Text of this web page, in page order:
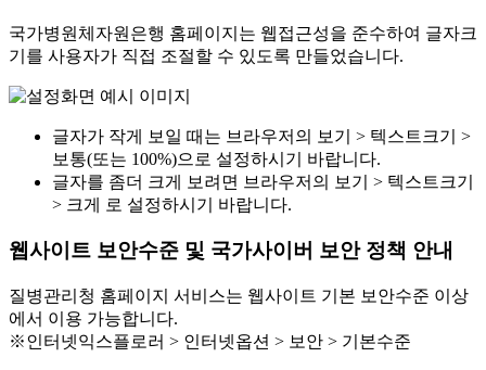
국가병원체자원은행 홈페이지는 웹접근성을 준수하여 글자크
기를 사용자가 직접 조절할 수 있도록 만들었습니다.
글자가 작게 보일 때는 브라우저의 보기 > 텍스트크기 >
보통(또는 100%)으로 설정하시기 바랍니다.
글자를 좀더 크게 보려면 브라우저의 보기 > 텍스트크기
> 크게 로 설정하시기 바랍니다.
웹사이트 보안수준 및 국가사이버 보안 정책 안내
질병관리청 홈페이지 서비스는 웹사이트 기본 보안수준 이상
에서 이용 가능합니다.
※인터넷익스플로러 > 인터넷옵션 > 보안 > 기본수준